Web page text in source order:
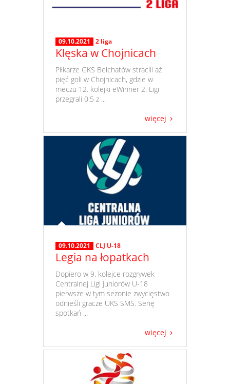
09.10.2021 2 liga
Klęska w Chojnicach
​ Piłkarze GKS Bełchatów stracili aż
pięć goli w Chojnicach, gdzie w
meczu 12. kolejki eWinner 2. Ligi
przegrali 0:5 z ...
więcej
09.10.2021 CLJ U-18
Legia na łopatkach
​ Dopiero w 9. kolejce rozgrywek
Centralnej Ligi Juniorów U-18
pierwsze w tym sezonie zwycięstwo
odnieśli gracze UKS SMS. Serię
spotkań ...
więcej